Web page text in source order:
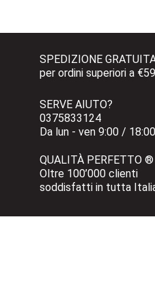
SPEDIZIONE
per ordini superiori a €59
SERVE AIUTO?
0375833124
Da lun - ven 9:00 / 18:00
QUALITÀ PERFETTO ®
Oltre 100’000 clienti
soddisfatti in tutta